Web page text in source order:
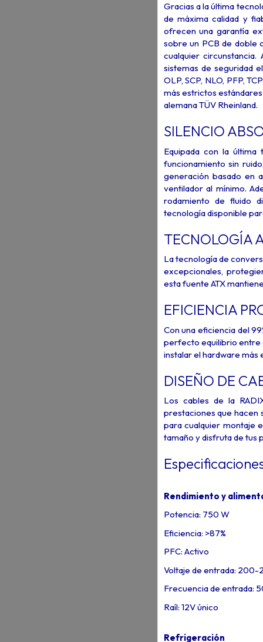
Gracias a la última
de máxima calidad y
ofrecen una garantía
sobre un PCB de doble
cualquier
sistemas de seguridad
OLP, SCP, NLO, PFP,
más estrictos
alemana TÜV Rheinland.
SILENCIO
Equipada con la
funcionamiento sin
generación basado en
ventilador al mínimo.
rodamiento de fluido
tecnología disponible
TECNOLOGÍA
La tecnología de
excepcionales,
esta fuente ATX
EFICIENCIA
Con una eficiencia del
perfecto equilibrio entre
instalar el hardware más
DISEÑO DE
Los cables de la
prestaciones que hacen
para cualquier montaje
tamaño y disfruta de tus
Rendimiento y
Potencia: 750 W
Eficiencia: >87%
PFC: Activo
Voltaje de entrada: 200-
Frecuencia de entrada:
Raíl: 12V único
Refrigeración